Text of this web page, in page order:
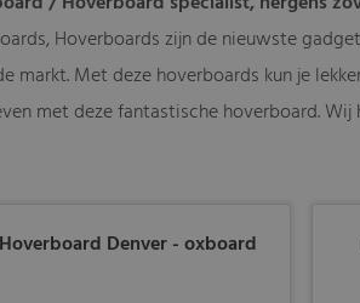
Hoverboards zijn de nieuwste
markt. Met deze hoverboards kun je
met deze fantastische hoverboard.
Hoverboard Denver - oxboard